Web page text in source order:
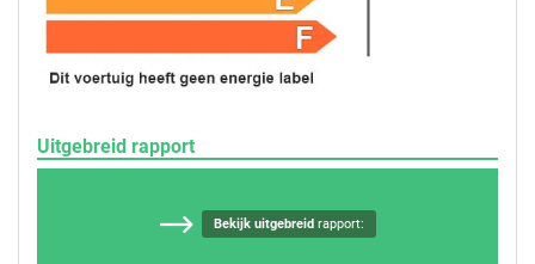
Uitgebreid rapport
Bekijk uitgebreidrapport: